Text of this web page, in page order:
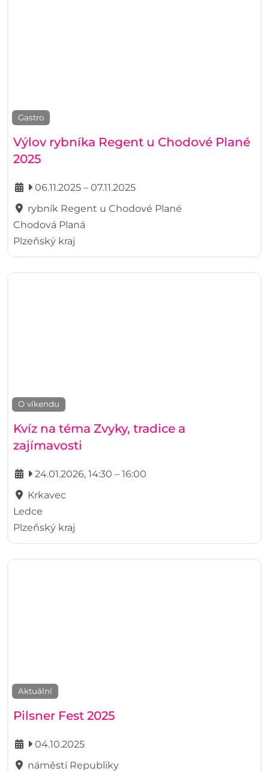
Gastro
Výlov rybníka Regent u Chodové Plané
2025
06.11.2025 – 07.11.2025
rybník Regent u Chodové Plané
Chodová Planá
Plzeňský kraj
O víkendu
Kvíz na téma Zvyky, tradice a
zajímavosti
24.01.2026, 14:30 – 16:00
Krkavec
Ledce
Plzeňský kraj
Aktuální
Pilsner Fest 2025
04.10.2025
náměstí Republiky